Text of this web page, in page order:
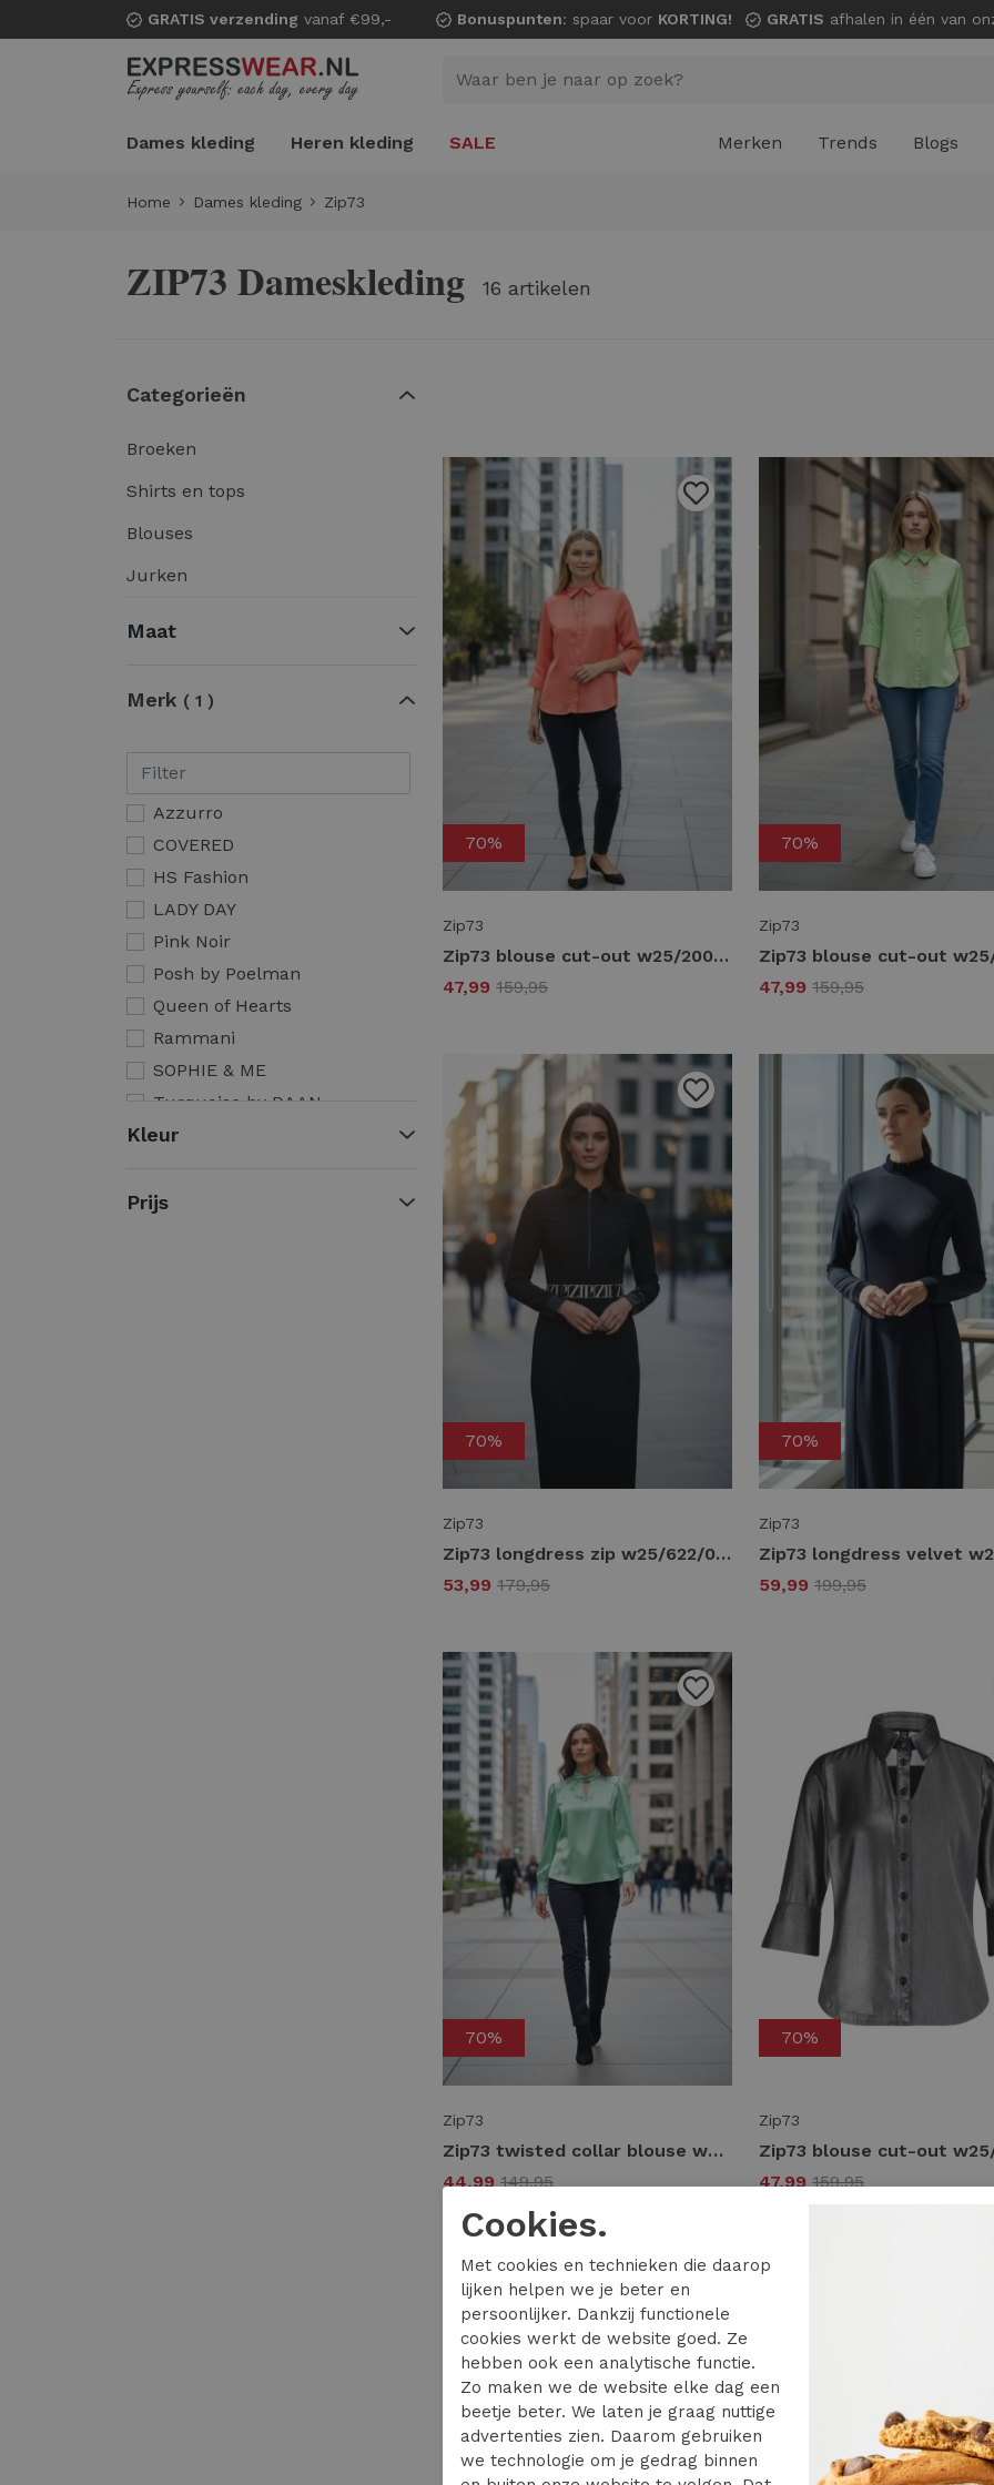
GRATIS verzending vanaf €99,- Bonuspunten: spaar voor KORTING! GRATIS afhalen in één van onze
Dames kleding Heren kleding SALE Merken Trends Blogs
Home Dames kleding Zip73
ZIP73 Dameskleding 16 artikelen
Categorieën
Broeken
Shirts en tops
Blouses
Jurken
Maat
Merk 1
Azzurro
COVERED
HS Fashion
LADY DAY
Pink Noir
Posh by Poelman
Queen of Hearts
Rammani
SOPHIE & ME
Turquoise by DAAN
WithBlack
Helena Hart
Kleur
Prijs
70%
Zip73
Zip73 blouse cut-out w25/200/04/850 Blouse 850 metallic coral
47,99 159,95
70%
Zip73
47,99 159,95
70%
Zip73
Zip73 longdress zip w25/622/01/001 Jurk 001 black
53,99 179,95
70%
Zip73
59,99 199,95
70%
Zip73
Zip73 twisted collar blouse w25/205/05/305 Blouse 305 metallic mint
44,99149,95
70%
Zip73
47,99159,95
Cookies.
Met cookies en technieken die daarop
lijken helpen we je beter en
persoonlijker. Dankzij functionele
cookies werkt de website goed. Ze
hebben ook een analytische functie.
Zo maken we de website elke dag een
beetje beter. We laten je graag nuttige
advertenties zien. Daarom gebruiken
we technologie om je gedrag binnen